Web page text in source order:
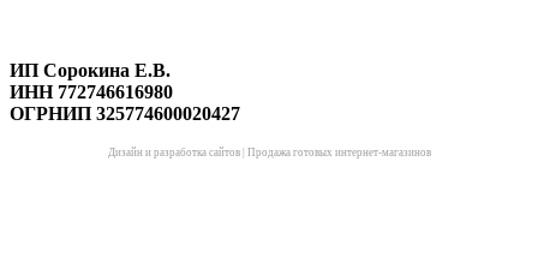
ИП Сорокина Е.В.
ИНН 772746616980
ОГРНИП 325774600020427
Дизайн и разработка сайтов| Продажа готовых интернет-магазинов